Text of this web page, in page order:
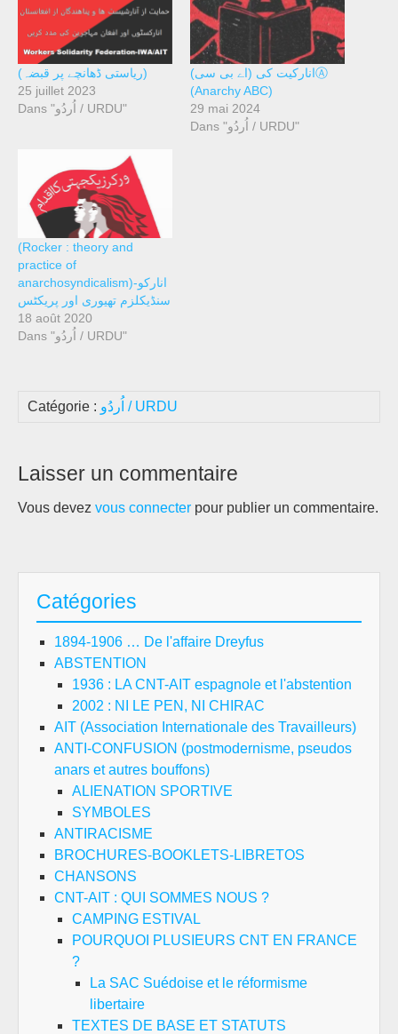
(ریاستی ڈھانچے پر قبضہ)
25 juillet 2023
Dans "اُردُو / URDU"
انارکیت کی (اے بی سی)Ⓐ
(Anarchy ABC)
29 mai 2024
Dans "اُردُو / URDU"
(Rocker : theory and
practice of
anarchosyndicalism)انارکو-
سنڈیکلزم تھیوری اور پریکٹس
18 août 2020
Dans "اُردُو / URDU"
Catégorie : اُردُو / URDU
Laisser un commentaire
Vous devez vous connecter pour publier un commentaire.
Catégories
1894-1906 … De l'affaire Dreyfus
ABSTENTION
1936 : LA CNT-AIT espagnole et l'abstention
2002 : NI LE PEN, NI CHIRAC
AIT (Association Internationale des Travailleurs)
ANTI-CONFUSION (postmodernisme, pseudos
anars et autres bouffons)
ALIENATION SPORTIVE
SYMBOLES
ANTIRACISME
BROCHURES-BOOKLETS-LIBRETOS
CHANSONS
CNT-AIT : QUI SOMMES NOUS ?
CAMPING ESTIVAL
POURQUOI PLUSIEURS CNT EN FRANCE
?
La SAC Suédoise et le réformisme
libertaire
TEXTES DE BASE ET STATUTS